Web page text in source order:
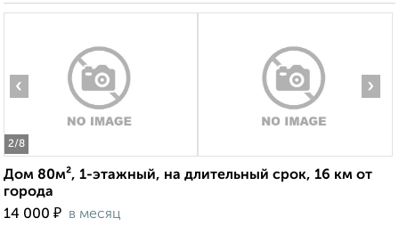
2/8
‹ ›
Дом 80м², 1-этажный, на длительный срок, 16 км от
города
14 000 ₽ в месяц